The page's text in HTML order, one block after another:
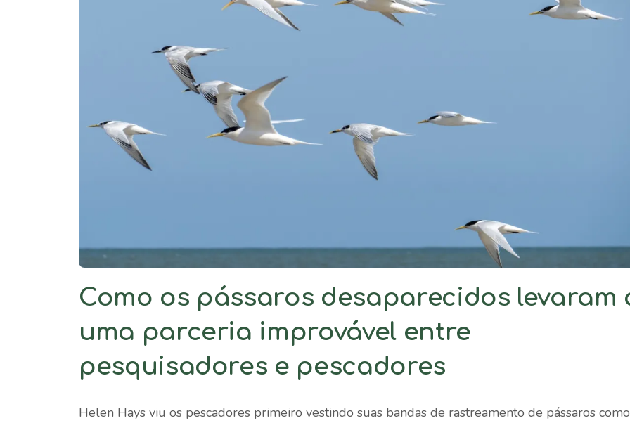
Como os pássaros desaparecidos levaram
uma parceria improvável entre
pesquisadores e pescadores
Helen Hays viu os pescadores primeiro vestindo suas bandas de rastreamento de pássaros como